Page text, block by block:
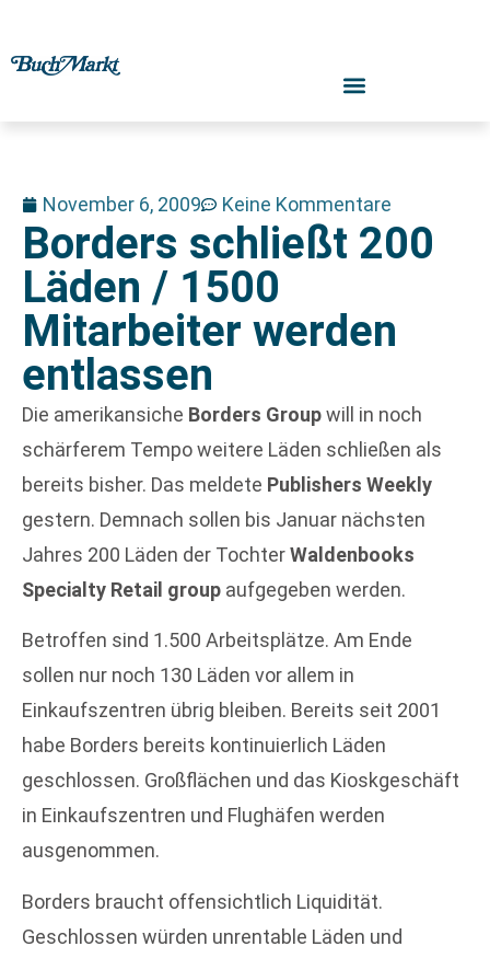
November 6, 2009 Keine Kommentare
Borders schließt 200
Läden / 1500
Mitarbeiter werden
entlassen
Die amerikansiche Borders Groupwill in noch
schärferem Tempo weitere Läden schließen als
bereits bisher. Das meldete Publishers Weekly
gestern. Demnach sollen bis Januar nächsten
Jahres 200 Läden der TochterWaldenbooks
Specialty Retail group aufgegeben werden.
Betroffen sind 1.500 Arbeitsplätze. Am Ende
sollen nur noch 130 Läden vor allem in
Einkaufszentren übrig bleiben. Bereits seit 2001
habe Borders bereits kontinuierlich Läden
geschlossen. Großflächen und das Kioskgeschäft
in Einkaufszentren und Flughäfen werden
ausgenommen.
Borders braucht offensichtlich Liquidität.
Geschlossen würden unrentable Läden und